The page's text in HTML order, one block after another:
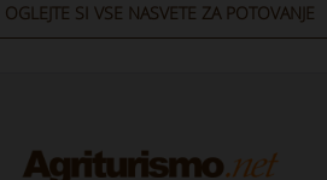
OGLEJTE SI VSE NASVETE ZA POTOVANJE